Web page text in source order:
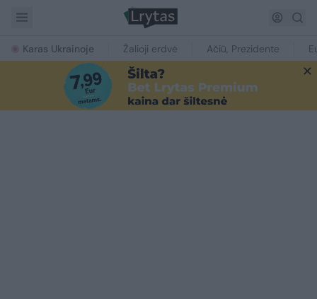
Karas Ukrainoje Žalioji erdvė Ačiū, Prezidente